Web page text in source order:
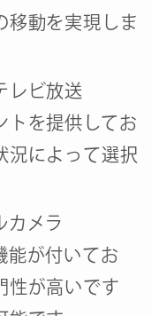
移動を実現しま
レビ放送
トを提供してお
況によって選択
カメラ
能が付いてお
性が高いです